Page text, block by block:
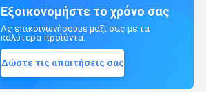
Εξοικονομήστε το χρόνο σας
Ας επικοινωνήσουμε μαζί σας με τα
καλύτερα προϊόντα.
Δώστε τις απαιτήσεις σας